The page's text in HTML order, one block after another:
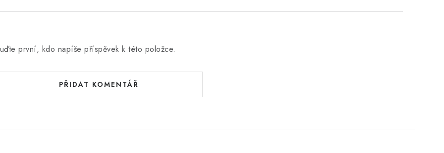
první, kdo napíše příspěvek k této položce.
PŘIDAT KOMENTÁŘ